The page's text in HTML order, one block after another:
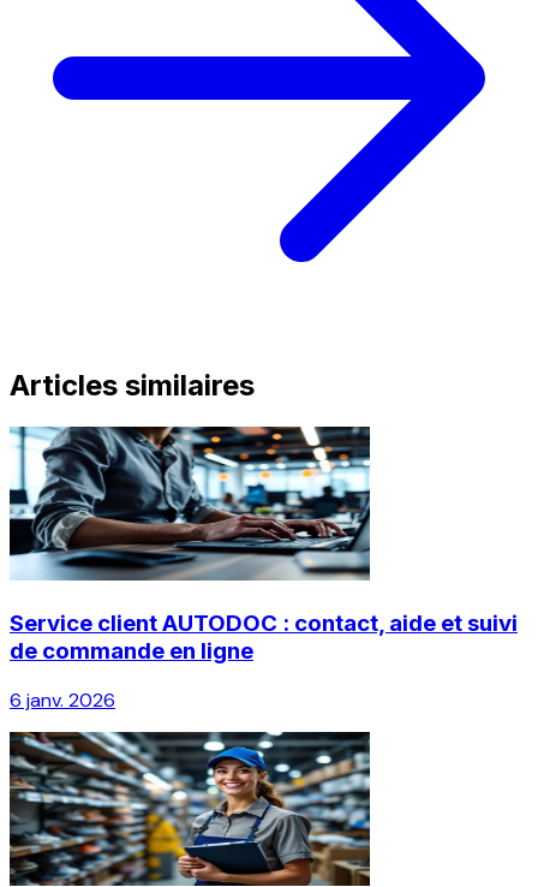
Articles similaires
Service client AUTODOC : contact, aide et suivi
de commande en ligne
6 janv. 2026